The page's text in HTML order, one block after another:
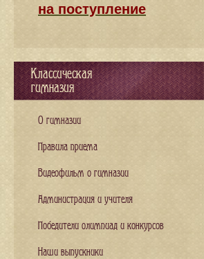
на поступление
Классическая
гимназия
О гимназии
Правила приема
Видеофильм о гимназии
Администрация и учителя
Победители олимпиад и конкурсов
Наши выпускники